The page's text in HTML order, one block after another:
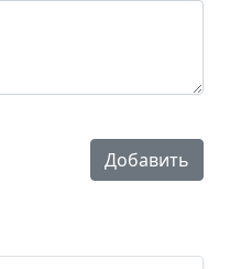
Добавить